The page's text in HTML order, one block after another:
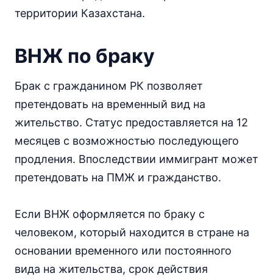
территории Казахстана.
ВНЖ по браку
Брак с гражданином РК позволяет
претендовать на временный вид на
жительство. Статус предоставляется на 12
месяцев с возможностью последующего
продления. Впоследствии иммигрант может
претендовать на ПМЖ и гражданство.
Если ВНЖ оформляется по браку с
человеком, который находится в стране на
основании временного или постоянного
вида на жительства, срок действия